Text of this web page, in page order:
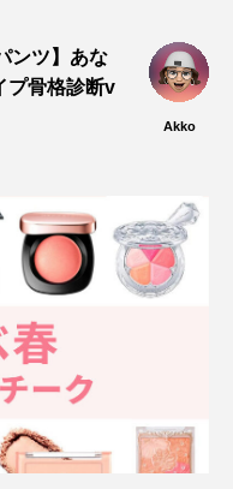
ンツ】あな
プ骨格診断v
Akko